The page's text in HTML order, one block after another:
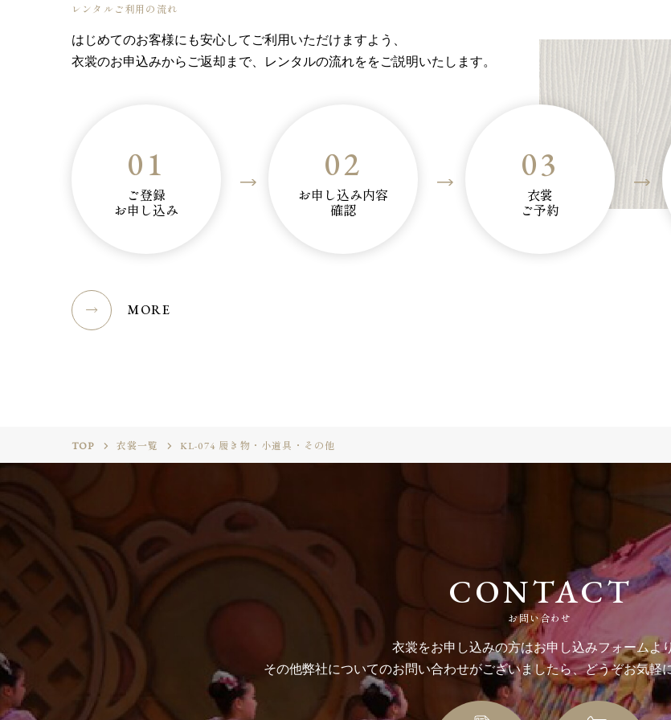
レンタルご利用の流れ
はじめてのお客様にも安心してご利用いただけますよう、
衣裳のお申込みからご返却まで、レンタルの流れををご説明いたします。
01
ご登録
お申し込み
02
お申し込み内容
確認
03
衣裳
ご予約
MORE
TOP 衣裳一覧 KL-074 履き物・小道具・その他
CONTACT
お問い合わせ
衣裳をお申し込みの方はお申し込みフォームよ
その他弊社についてのお問い合わせがございましたら、どうぞお気軽